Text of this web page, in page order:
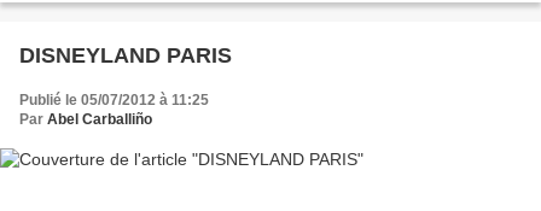
DISNEYLAND PARIS
Publié le 05/07/2012 à 11:25
Par Abel Carballiño